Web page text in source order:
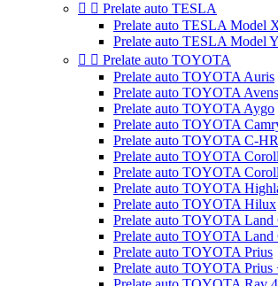
  Prelate auto TESLA
Prelate auto TESLA Model
Prelate auto TESLA Model Y
  Prelate auto TOYOTA
Prelate auto TOYOTA Auris
Prelate auto TOYOTA
Prelate auto TOYOTA Aygo
Prelate auto TOYOTA
Prelate auto TOYOTA C-HR
Prelate auto TOYOTA
Prelate auto TOYOTA
Prelate auto TOYOTA
Prelate auto TOYOTA Hilux
Prelate auto TOYOTA Land
Prelate auto TOYOTA Land
Prelate auto TOYOTA Prius
Prelate auto TOYOTA Prius